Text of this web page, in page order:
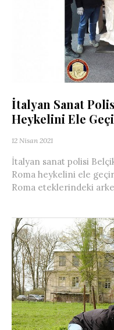
İtalyan Sanat
Heykelini Ele
12 Nisan 2021
İtalyan sanat polisi
Roma heykelini ele
Roma eteklerindeki